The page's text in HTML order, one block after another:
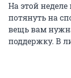
На этой
потянуть на
вещь вам
поддержку. В